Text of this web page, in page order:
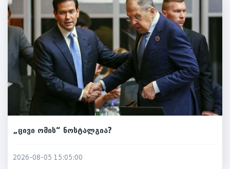
„ცივი ომის“ ნოსტალგია?
2026-08-05 15:05:00